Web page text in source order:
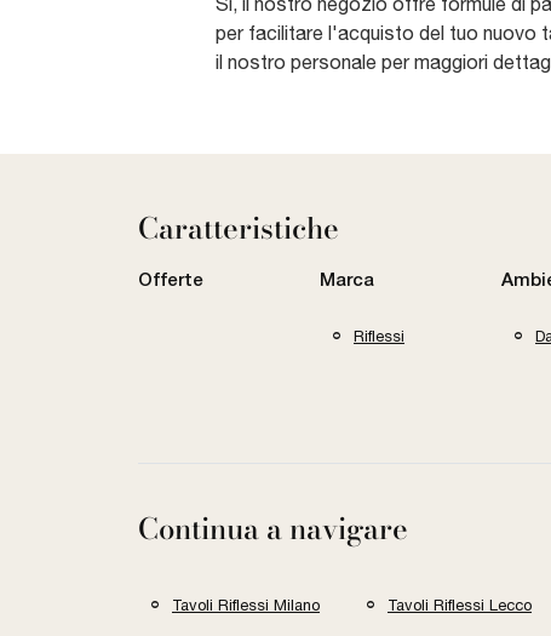
per facilitare l'acquisto del tuo nuovo
il nostro personale per maggiori
Caratteristiche
Offerte Marca
Riflessi
Continua a navigare
Tavoli Riflessi Milano Tavoli Riflessi Lecco